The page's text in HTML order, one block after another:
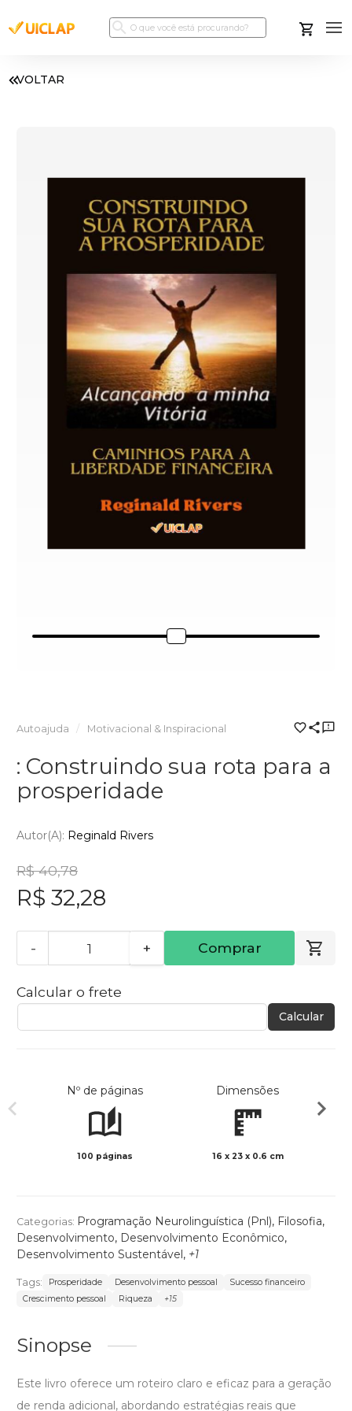
VOLTAR
Autoajuda Motivacional & Inspiracional
: Construindo sua rota para a
prosperidade
Autor(a): Reginald Rivers
R$ 40,78
R$ 32,28
- + Comprar
Calcular o frete
Calcular
Nº de páginas
100 páginas
Dimensões
16 x 23 x 0.6 cm
Categorias: Programação Neurolinguística (Pnl), Filosofia,
Desenvolvimento, Desenvolvimento Econômico,
Desenvolvimento Sustentável, +1
Tags: Prosperidade Desenvolvimento pessoal
Sucesso financeiro
Crescimento pessoal
Riqueza +15
Sinopse
Este livro oferece um roteiro claro e eficaz para a geração
de renda adicional, abordando estratégias reais que